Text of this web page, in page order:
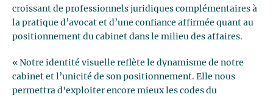
croissant de professionnels juridiques complémentaires à
la pratique d’avocat et d’une confiance affirmée quant au
positionnement du cabinet dans le milieu des affaires.
« Notre identité visuelle reflète le dynamisme de notre
cabinet et l’unicité de son positionnement. Elle nous
permettra d'exploiter encore mieux les codes du